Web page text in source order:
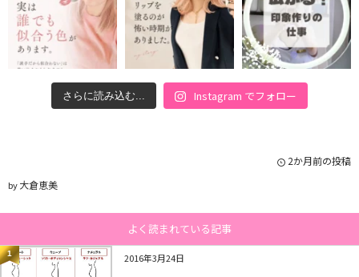
さらに読み込む... Instagram でフォロー
2か月前の投稿
by大倉恵美
よく読まれている記事
1 2016年3月24日